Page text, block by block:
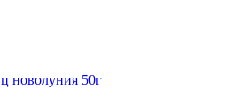
новолуния 50г